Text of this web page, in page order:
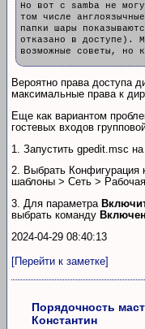
Но вот с samba не
том числе
папки шары
отказано в доступе).
возможные советы, но
Вероятно права доступа
максимальные права к
Еще как вариантом
гостевых входов
1. Запустить gpedit.msc
2. Выбрать Конфигурация
шаблоны > Сеть >
3. Для параметра
выбрать команду
2024-04-29 08:40:13
[Перейти к заметке]
Порядочность
Константин